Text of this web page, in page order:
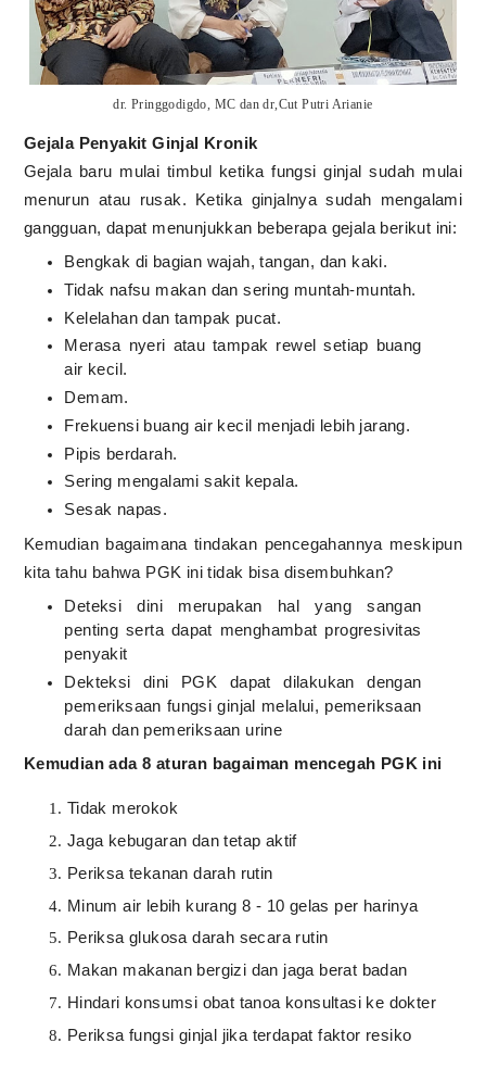
dr. Pringgodigdo, MC dan dr,Cut Putri Arianie
Gejala Penyakit Ginjal Kronik
Gejala baru mulai timbul ketika fungsi ginjal sudah mulai
menurun atau rusak. Ketika ginjalnya sudah mengalami
gangguan, dapat menunjukkan beberapa gejala berikut ini:
Bengkak di bagian wajah, tangan, dan kaki.
Tidak nafsu makan dan sering muntah-muntah.
Kelelahan dan tampak pucat.
Merasa nyeri atau tampak rewel setiap buang
air kecil.
Demam.
Frekuensi buang air kecil menjadi lebih jarang.
Pipis berdarah.
Sering mengalami sakit kepala.
Sesak napas.
Kemudian bagaimana tindakan pencegahannya meskipun
kita tahu bahwa PGK ini tidak bisa disembuhkan?
Deteksi dini merupakan hal yang sangan
penting serta dapat menghambat progresivitas
penyakit
Dekteksi dini PGK dapat dilakukan dengan
pemeriksaan fungsi ginjal melalui, pemeriksaan
darah dan pemeriksaan urine
Kemudian ada 8 aturan bagaiman mencegah PGK ini
Tidak merokok
Jaga kebugaran dan tetap aktif
Periksa tekanan darah rutin
Minum air lebih kurang 8 - 10 gelas per harinya
Periksa glukosa darah secara rutin
Makan makanan bergizi dan jaga berat badan
Hindari konsumsi obat tanoa konsultasi ke dokter
Periksa fungsi ginjal jika terdapat faktor resiko